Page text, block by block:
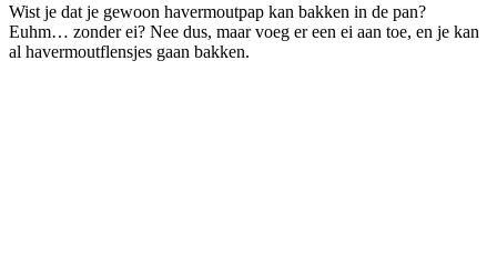
Wist je dat je gewoon havermoutpap kan bakken in de pan?
Euhm… zonder ei? Nee dus, maar voeg er een ei aan toe, en je kan
al havermoutflensjes gaan bakken.